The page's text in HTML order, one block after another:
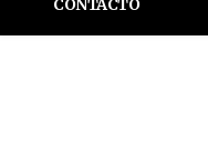
CONTACTO